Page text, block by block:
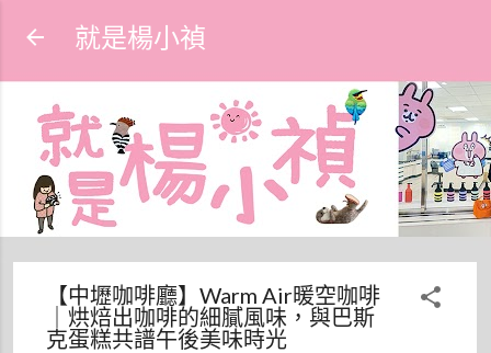
跳到主要內容
就是楊小禎
【中壢咖啡廳】Warm Air暖空咖啡
｜烘焙出咖啡的細膩風味，與巴斯
克蛋糕共譜午後美味時光